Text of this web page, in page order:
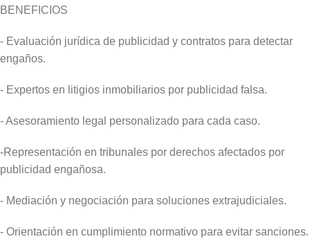
BENEFICIOS
- Evaluación jurídica de publicidad y contratos para detectar
engaños.
- Expertos en litigios inmobiliarios por publicidad falsa.
- Asesoramiento legal personalizado para cada caso.
-Representación en tribunales por derechos afectados por
publicidad engañosa.
- Mediación y negociación para soluciones extrajudiciales.
- Orientación en cumplimiento normativo para evitar sanciones.